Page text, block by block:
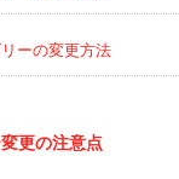
ーの変更方法
更の注意点